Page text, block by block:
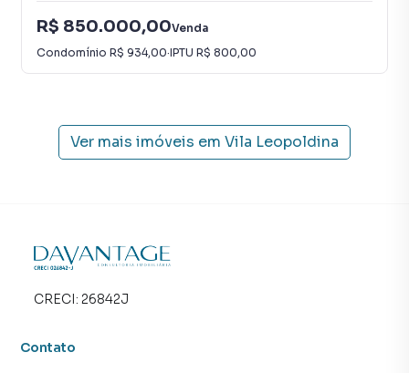
R$ 850.000,00Venda
Condomínio R$ 934,00·IPTU R$ 800,00
Ver mais imóveis em Vila Leopoldina
CRECI: 26842J
Contato